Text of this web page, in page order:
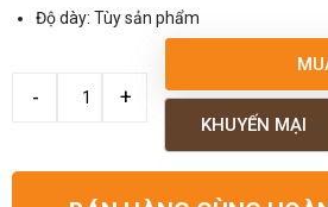
Độ dày: Tùy sản phẩm
KHUYẾN MẠI